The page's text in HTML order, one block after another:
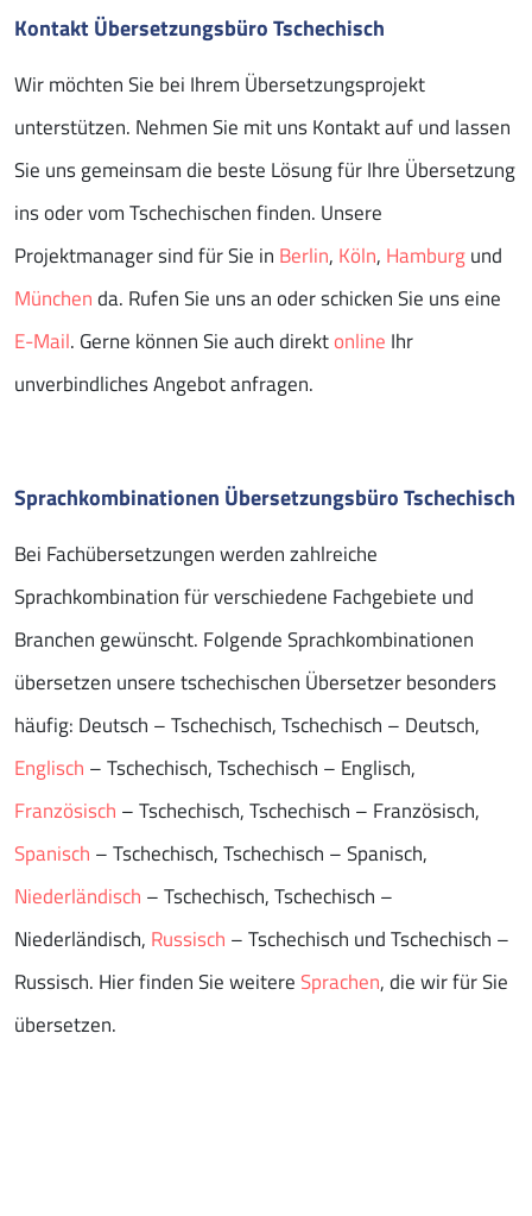
Kontakt Übersetzungsbüro Tschechisch
Wir möchten Sie bei Ihrem Übersetzungsprojekt
unterstützen. Nehmen Sie mit uns Kontakt auf und lassen
Sie uns gemeinsam die beste Lösung für Ihre Übersetzung
ins oder vom Tschechischen finden. Unsere
Projektmanager sind für Sie in Berlin, Köln, Hamburgund
Münchenda. Rufen Sie uns an oder schicken Sie uns eine
E-Mail. Gerne können Sie auch direktonline Ihr
unverbindliches Angebot anfragen.
Sprachkombinationen Übersetzungsbüro Tschechisch
Bei Fachübersetzungen werden zahlreiche
Sprachkombination für verschiedene Fachgebiete und
Branchen gewünscht. Folgende Sprachkombinationen
übersetzen unsere tschechischen Übersetzer besonders
häufig: Deutsch – Tschechisch, Tschechisch – Deutsch,
Englisch – Tschechisch, Tschechisch – Englisch,
Französisch – Tschechisch, Tschechisch – Französisch,
Spanisch – Tschechisch, Tschechisch – Spanisch,
Niederländisch – Tschechisch, Tschechisch –
Niederländisch, Russisch – Tschechisch und Tschechisch –
Russisch. Hier finden Sie weitere Sprachen, die wir für Sie
übersetzen.